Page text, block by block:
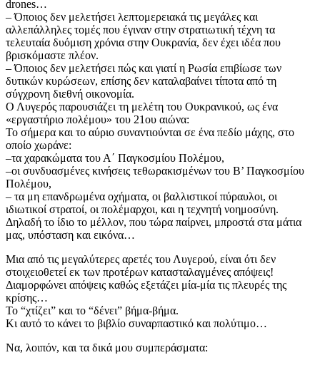
drones…
​– Όποιος δεν μελετήσει λεπτομερειακά τις μεγάλες και
αλλεπάλληλες τομές που έγιναν στην στρατιωτική τέχνη τα
τελευταία δυόμιση χρόνια στην Ουκρανία, δεν έχει ιδέα που
βρισκόμαστε πλέον.
​– Όποιος δεν μελετήσει πώς και γιατί η Ρωσία επιβίωσε των
δυτικών κυρώσεων, επίσης δεν καταλαβαίνει τίποτα από τη
σύγχρονη διεθνή οικονομία.
​Ο Λυγερός παρουσιάζει τη μελέτη του Ουκρανικού, ως ένα
«εργαστήριο πολέμου» του 21ου αιώνα:
​Το σήμερα και το αύριο συναντιούνται σε ένα πεδίο μάχης, στο
οποίο χωράνε:
​–τα χαρακώματα του Α΄ Παγκοσμίου Πολέμου,
​–οι συνδυασμένες κινήσεις τεθωρακισμένων του Β’ Παγκοσμίου
Πολέμου,
​– τα μη επανδρωμένα οχήματα, οι βαλλιστικοί πύραυλοι, οι
ιδιωτικοί στρατοί, οι πολέμαρχοι, και η τεχνητή νοημοσύνη.
​Δηλαδή το ίδιο το μέλλον, που τώρα παίρνει, μπροστά στα μάτια
μας, υπόσταση και εικόνα…
​Μια από τις μεγαλύτερες αρετές του Λυγερού, είναι ότι δεν
στοιχειοθετεί εκ των προτέρων κατασταλαγμένες απόψεις!
​Διαμορφώνει απόψεις καθώς εξετάζει μία-μία τις πλευρές της
κρίσης…
​Το “χτίζει” και το “δένει” βήμα-βήμα.
​Κι αυτό το κάνει το βιβλίο συναρπαστικό και πολύτιμο…
​Να, λοιπόν, και τα δικά μου συμπεράσματα: